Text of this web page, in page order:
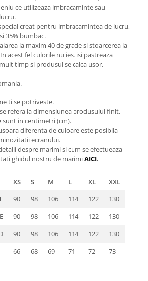
ce utilizeaza imbracaminte sau
creat pentru imbracamintea de lucru,
35% bumbac.
la maxim 40 de grade si stoarcerea la
acest fel culorile nu ies, isi pastreaza
timp si produsul se calca usor.
ti se potriveste.
refera la dimensiunea produsului finit.
sunt in centimetri (cm).
diferenta de culoare este posibila
ecranului.
despre marimi si cum se efectueaza
ghidul nostru de marimiAICI.
XS S M L XL
XXL
90 98 106 114 122
130
90 98 106 114 122
130
90 98 106 114 122
130
66 68 69 71 72 73